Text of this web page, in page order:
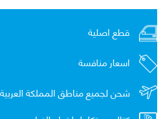
قطع اصلية
اسعار منافسة
شحن لجميع مناطق المملكة